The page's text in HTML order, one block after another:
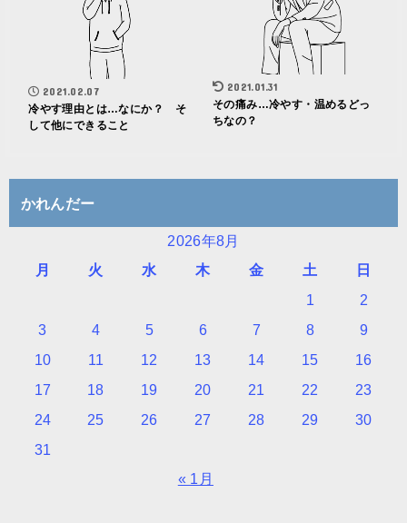
2021.02.07
冷やす理由とは…なにか？ そ
して他にできること
2021.01.31
その痛み…冷やす・温めるどっ
ちなの？
かれんだー
2026年8月
月
火 水 木 金 土
日
1
2
3
4 5 6 7 8
9
10
11 12 13 14 15
16
17
18 19 20 21 22
23
24
25 26 27 28 29
30
31
« 1月